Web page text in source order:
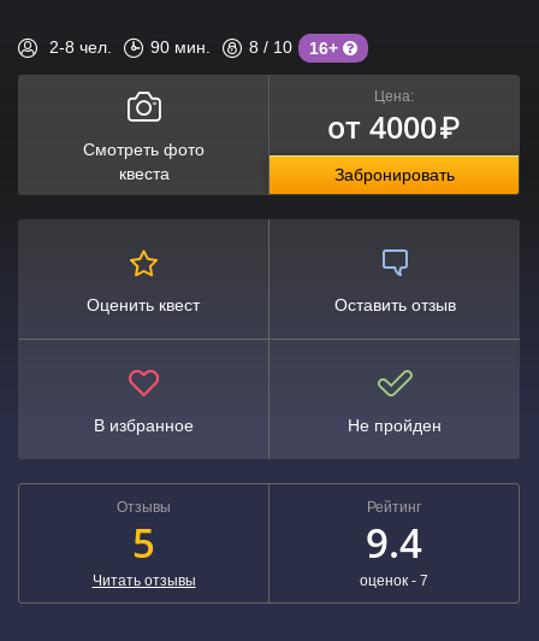
2-8 чел. 90 мин. 8 / 10 16+
Смотреть фото
квеста
Цена:
от 4000₽
Забронировать
Оценить квест Оставить отзыв
В избранное Не пройден
Отзывы
5
Читать отзывы
Рейтинг
9.4
оценок - 7